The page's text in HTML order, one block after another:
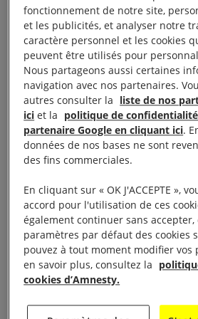
une tragédie. Elle aurait pu être
souhaitons d’abord et avant
profonde tristesse et présenter
aux proches des personnes
également faire part de notre
réaction des autorités.
La France et le Royaume-Uni
traversent aujourd’hui la
Royaume-Uni le font
voie légale n’est possible pour
réponse des autorités
depuis trop longtemps faites de
sécuritaires et répressives, est
cette mer un cimetière en
fonctionnement de notre site,
et les publicités, et analyser notre
caractère personnel et les cookies
peuvent être utilisés pour
Nous partageons aussi certaines
navigation avec nos partenaires.
autres consulter la liste de nos
ici et la politique de
partenaire Google en cliquant ici.
données de nos bases ne sont
des fins commerciales.
En cliquant sur « OK J'ACCEPTE »,
accord pour l'utilisation de ces
également continuer sans accepter,
paramètres par défaut des cookies
pouvez à tout moment modifier vos
en savoir plus, consultez la
cookies d’Amnesty.